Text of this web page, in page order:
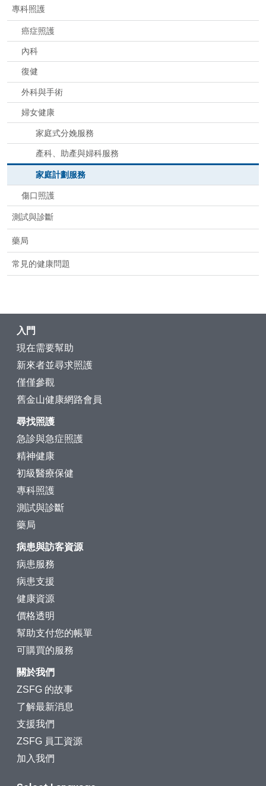
專科照護
癌症照護
內科
復健
外科與手術
婦女健康
家庭式分娩服務
產科、助產與婦科服務
家庭計劃服務
傷口照護
測試與診斷
藥局
常見的健康問題
入門
現在需要幫助
新來者並尋求照護
僅僅參觀
舊金山健康網路會員
尋找照護
急診與急症照護
精神健康
初級醫療保健
專科照護
測試與診斷
藥局
病患與訪客資源
病患服務
病患支援
健康資源
價格透明
幫助支付您的帳單
可購買的服務
關於我們
ZSFG 的故事
了解最新消息
支援我們
ZSFG 員工資源
加入我們